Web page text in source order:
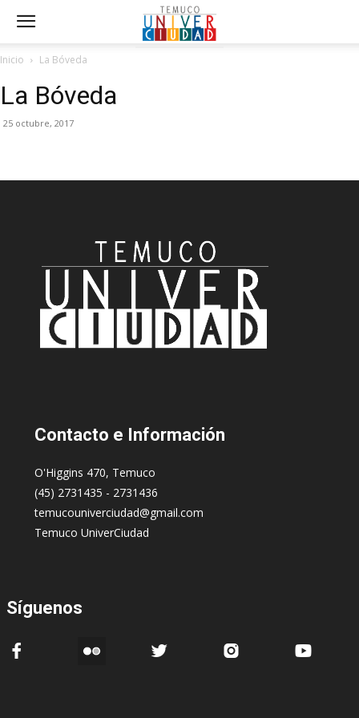
Inicio La Bóveda
La Bóveda
25 octubre, 2017
Contacto e Información
O'Higgins 470, Temuco
(45) 2731435 - 2731436
temucouniverciudad@gmail.com
Temuco UniverCiudad
Síguenos